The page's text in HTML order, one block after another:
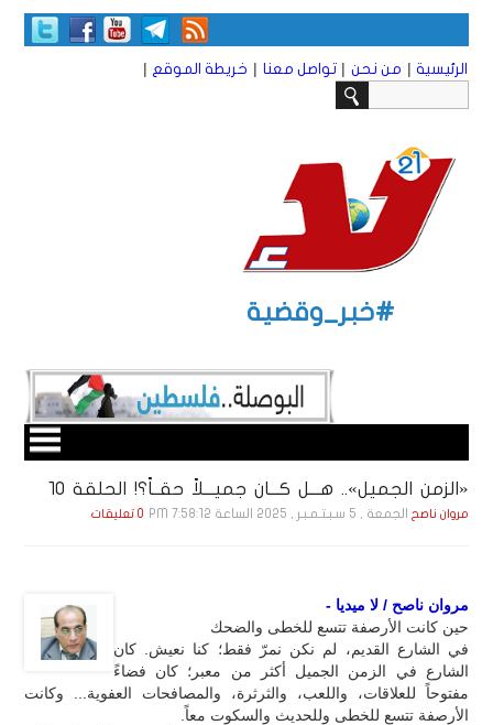
الرئيسية | من نحن | تواصل معنا | خريطة الموقع |
#خبر_وقضية
«الزمن الجميل».. هـــل كـــان جميـــلاً حقــاً؟! الحلقة ١٠
مروان ناصح الجمعة , 5 سـبـتـمـبـر , 2025 الساعة 7:58:12 PM 0 تعليقات
مروان ناصح / لا ميديا -
حين كانت الأرصفة تتسع للخطى والضحك
في الشارع القديم، لم نكن نمرّ فقط؛ كنا نعيش. كان
الشارع في الزمن الجميل أكثر من معبر؛ كان فضاءً
مفتوحاً للعلاقات، واللعب، والثرثرة، والمصافحات العفوية... وكانت
الأرصفة تتسع للخطى وللحديث والسكوت معاً.